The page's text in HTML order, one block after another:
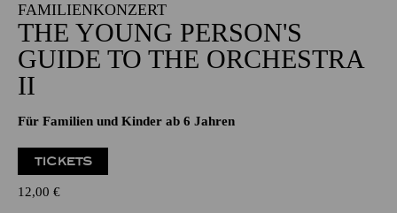
FAMILIENKONZERT
THE YOUNG PERSON'S
GUIDE TO THE ORCHESTRA
II
Für Familien und Kinder ab 6 Jahren
TICKETS
12,00 €